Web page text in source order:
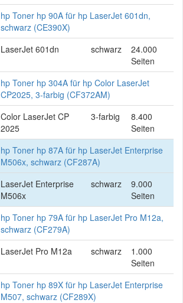
hp Toner hp 90A für hp LaserJet 601dn,
schwarz (CE390X)
LaserJet 601dn
schwarz
24.000
Seiten
hp Toner hp 304A für hp Color LaserJet
CP2025, 3-farbig (CF372AM)
Color LaserJet CP
2025
3-farbig
8.400
Seiten
hp Toner hp 87A für hp LaserJet Enterprise
M506x, schwarz (CF287A)
LaserJet Enterprise
M506x
schwarz
9.000
Seiten
hp Toner hp 79A für hp LaserJet Pro M12a,
schwarz (CF279A)
LaserJet Pro M12a
schwarz
1.000
Seiten
hp Toner hp 89X für hp LaserJet Enterprise
M507, schwarz (CF289X)